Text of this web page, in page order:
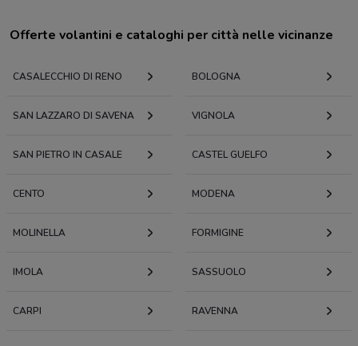
Offerte volantini e cataloghi per città nelle vicinanze
CASALECCHIO DI RENO BOLOGNA
SAN LAZZARO DI SAVENA VIGNOLA
SAN PIETRO IN CASALE CASTEL GUELFO
CENTO MODENA
MOLINELLA FORMIGINE
IMOLA SASSUOLO
CARPI RAVENNA